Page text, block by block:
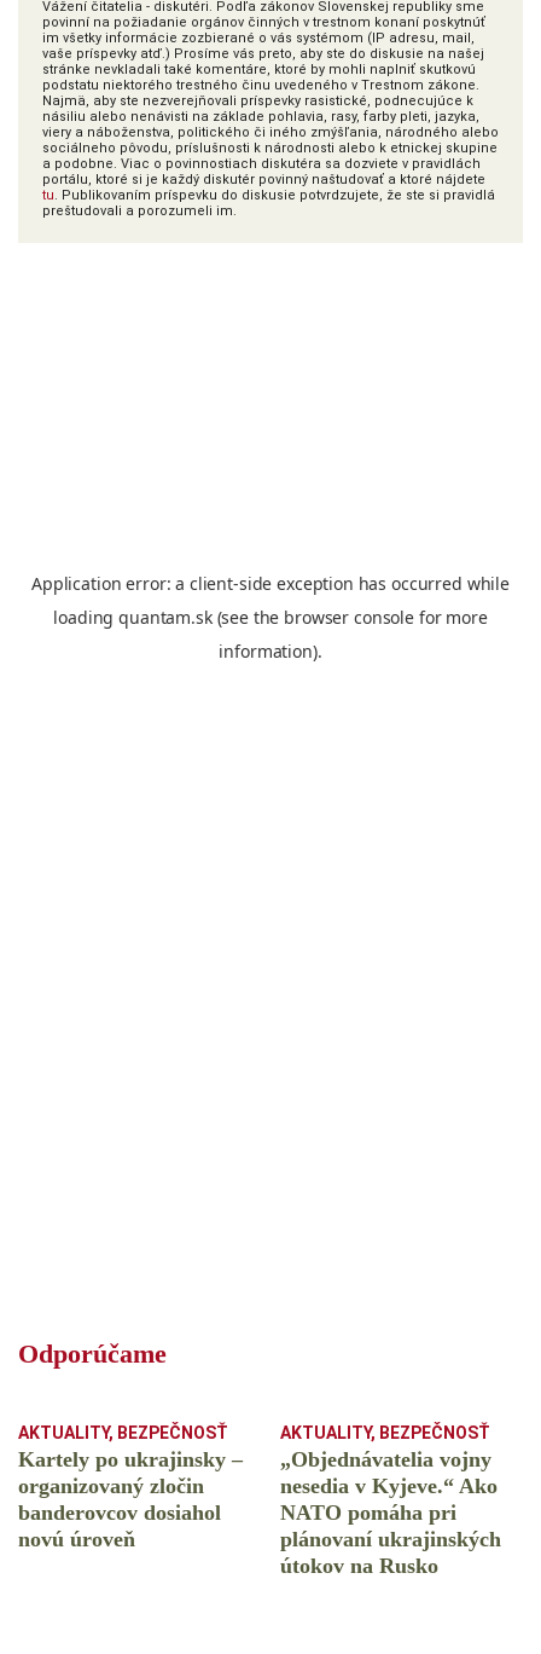
Vážení čitatelia - diskutéri. Podľa zákonov Slovenskej republiky sme
povinní na požiadanie orgánov činných v trestnom konaní poskytnúť
im všetky informácie zozbierané o vás systémom (IP adresu, mail,
vaše príspevky atď.) Prosíme vás preto, aby ste do diskusie na našej
stránke nevkladali také komentáre, ktoré by mohli naplniť skutkovú
podstatu niektorého trestného činu uvedeného v Trestnom zákone.
Najmä, aby ste nezverejňovali príspevky rasistické, podnecujúce k
násiliu alebo nenávisti na základe pohlavia, rasy, farby pleti, jazyka,
viery a náboženstva, politického či iného zmýšľania, národného alebo
sociálneho pôvodu, príslušnosti k národnosti alebo k etnickej skupine
a podobne. Viac o povinnostiach diskutéra sa dozviete v pravidlách
portálu, ktoré si je každý diskutér povinný naštudovať a ktoré nájdete
tu. Publikovaním príspevku do diskusie potvrdzujete, že ste si pravidlá
preštudovali a porozumeli im.
Odporúčame
AKTUALITY, BEZPEČNOSŤ
Kartely po ukrajinsky –
organizovaný zločin
banderovcov dosiahol
novú úroveň
AKTUALITY, BEZPEČNOSŤ
„Objednávatelia vojny
nesedia v Kyjeve.“ Ako
NATO pomáha pri
plánovaní ukrajinských
útokov na Rusko